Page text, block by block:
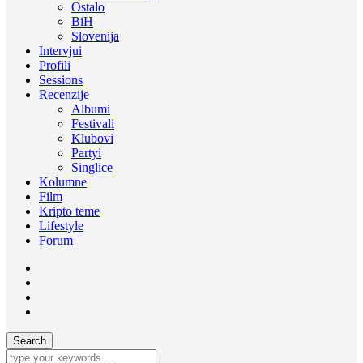
Ostalo
BiH
Slovenija
Intervjui
Profili
Sessions
Recenzije
Albumi
Festivali
Klubovi
Partyi
Singlice
Kolumne
Film
Kripto teme
Lifestyle
Forum